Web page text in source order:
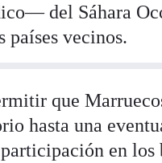
del Sáhara
países vecinos.
que
hasta una
en